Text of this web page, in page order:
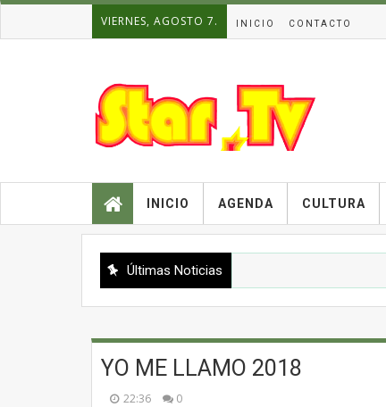
VIERNES, AGOSTO 7. INICIO CONTACTO
INICIO AGENDA CULTURA
Últimas Noticias
YO ME LLAMO 2018
22:36 0